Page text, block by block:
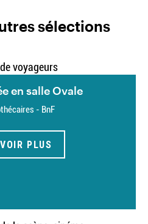
sélections
en salle Ovale
- BnF
PLUS